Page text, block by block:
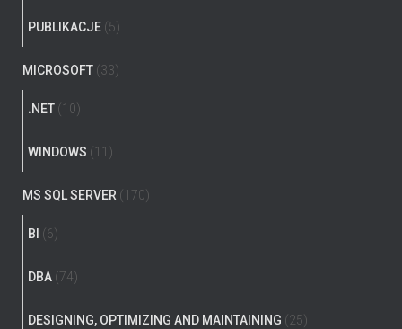
PUBLIKACJE (5)
MICROSOFT (33)
.NET (10)
WINDOWS (11)
MS SQL SERVER (170)
BI (6)
DBA (74)
DESIGNING, OPTIMIZING AND MAINTAINING (25)